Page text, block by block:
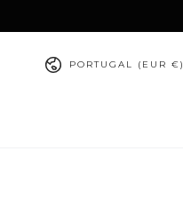
País/região
PORTUGAL (EUR €)